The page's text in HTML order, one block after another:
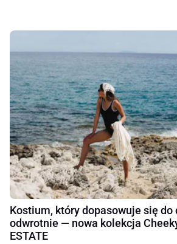
Kostium, który dopasowuje się do
odwrotnie — nowa kolekcja
ESTATE